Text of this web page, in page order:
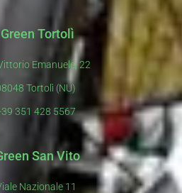
Tortolì
Emanuele, 22
Tortolì (NU)
351 428 5567
San Vito
Nazionale 11